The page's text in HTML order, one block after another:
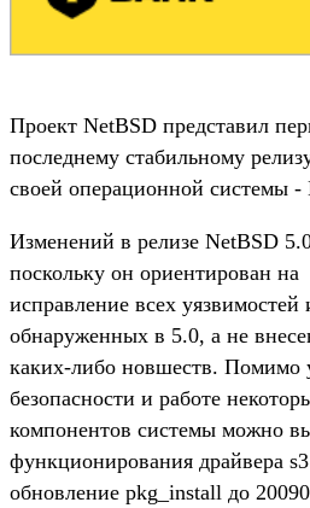
Проект NetBSD представил
последнему стабильному
своей операционной системы -
Изменений в релизе NetBSD
поскольку он ориентирован на
исправление всех уязвимостей
обнаруженных в 5.0, а не
каких-либо новшеств. Помимо
безопасности и работе
компонентов системы можно
функционирования драйвера
обновление pkg_install до